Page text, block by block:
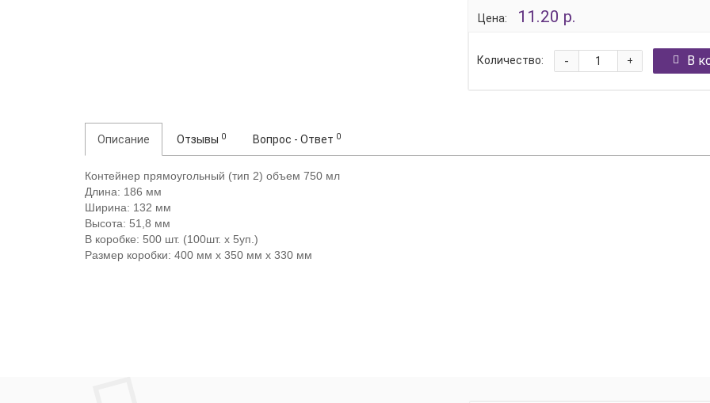
Цена: 11.20 р.
Количество: +
- В
Описание Отзывы 0 Вопрос - Ответ 0
Контейнер прямоугольный (тип 2) объем 750 мл
Длина: 186 мм
Ширина: 132 мм
Высота: 51,8 мм
В коробке: 500 шт. (100шт. х 5уп.)
Размер коробки: 400 мм х 350 мм х 330 мм